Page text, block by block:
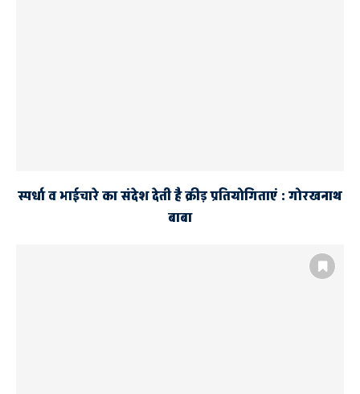
स्पर्धा व भाईचारे का संदेश देती है क्रीड़ प्रतियोगिताएं : गोरखनाथ
बाबा